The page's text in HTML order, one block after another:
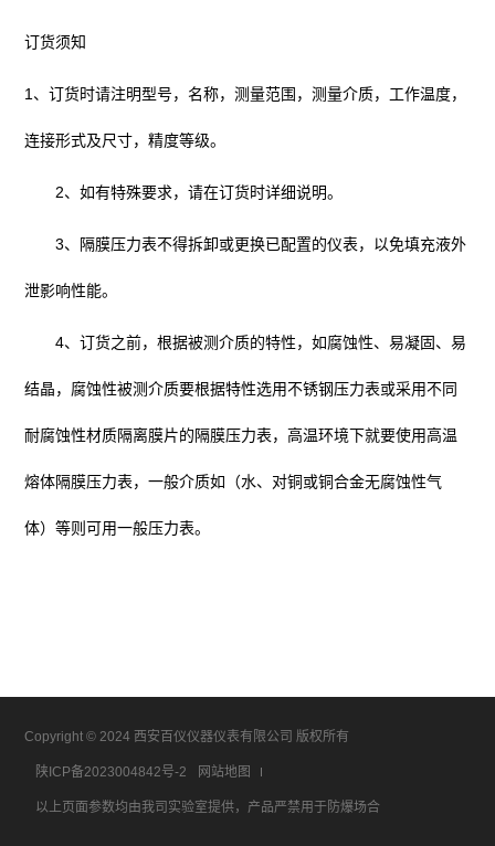
订货须知
1、订货时请注明型号，名称，测量范围，测量介质，工作温度，
连接形式及尺寸，精度等级。
2、如有特殊要求，请在订货时详细说明。
3、隔膜压力表不得拆卸或更换已配置的仪表，以免填充液外
泄影响性能。
4、订货之前，根据被测介质的特性，如腐蚀性、易凝固、易
结晶，腐蚀性被测介质要根据特性选用不锈钢压力表或采用不同
耐腐蚀性材质隔离膜片的隔膜压力表，高温环境下就要使用高温
熔体隔膜压力表，一般介质如（水、对铜或铜合金无腐蚀性气
体）等则可用一般压力表。
Copyright © 2024 西安百仪仪器仪表有限公司 版权所有
陕ICP备2023004842号-2 网站地图
以上页面参数均由我司实验室提供，产品严禁用于防爆场合